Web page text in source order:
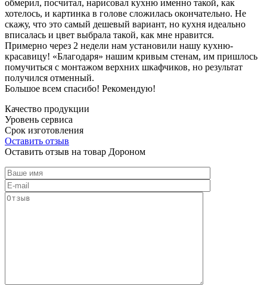
обмерил, посчитал, нарисовал кухню именно такой, как
хотелось, и картинка в голове сложилась окончательно. Не
скажу, что это самый дешевый вариант, но кухня идеально
вписалась и цвет выбрала такой, как мне нравится.
Примерно через 2 недели нам установили нашу кухню-
красавицу! «Благодаря» нашим кривым стенам, им пришлось
помучиться с монтажом верхних шкафчиков, но результат
получился отменный.
Большое всем спасибо! Рекомендую!
Качество продукции
Уровень сервиса
Срок изготовления
Оставить отзыв
Оставить отзыв на товар Дороном